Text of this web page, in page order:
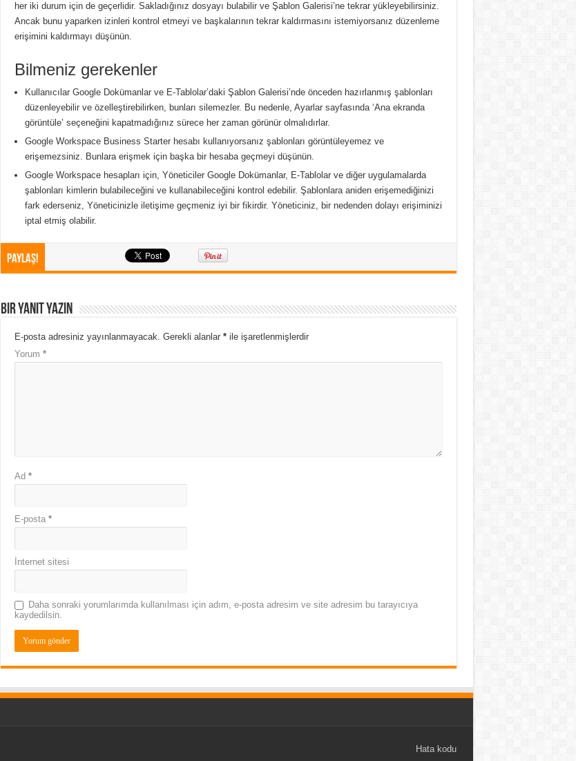
her iki durum için de geçerlidir. Sakladığınız dosyayı bulabilir ve Şablon Galerisi’ne tekrar yükleyebilirsiniz.
Ancak bunu yaparken izinleri kontrol etmeyi ve başkalarının tekrar kaldırmasını istemiyorsanız düzenleme
erişimini kaldırmayı düşünün.
Bilmeniz gerekenler
Kullanıcılar Google Dokümanlar ve E-Tablolar’daki Şablon Galerisi’nde önceden hazırlanmış şablonları
düzenleyebilir ve özelleştirebilirken, bunları silemezler. Bu nedenle, Ayarlar sayfasında ‘Ana ekranda
görüntüle’ seçeneğini kapatmadığınız sürece her zaman görünür olmalıdırlar.
Google Workspace Business Starter hesabı kullanıyorsanız şablonları görüntüleyemez ve
erişemezsiniz. Bunlara erişmek için başka bir hesaba geçmeyi düşünün.
Google Workspace hesapları için, Yöneticiler Google Dokümanlar, E-Tablolar ve diğer uygulamalarda
şablonları kimlerin bulabileceğini ve kullanabileceğini kontrol edebilir. Şablonlara aniden erişemediğinizi
fark ederseniz, Yöneticinizle iletişime geçmeniz iyi bir fikirdir. Yöneticiniz, bir nedenden dolayı erişiminizi
iptal etmiş olabilir.
Paylaş!
Bir yanıt yazın
E-posta adresiniz yayınlanmayacak. Gerekli alanlar *ile işaretlenmişlerdir
Yorum *
Ad *
E-posta *
İnternet sitesi
Daha sonraki yorumlarımda kullanılması için adım, e-posta adresim ve site adresim bu tarayıcıya
kaydedilsin.
Hata kodu